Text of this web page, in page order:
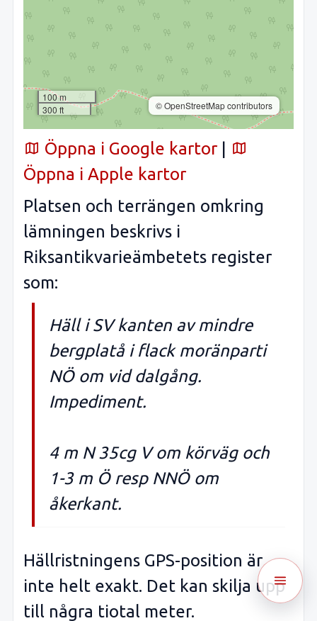
100 m
300 ft
© OpenStreetMap contributors
Öppna i Google kartor |
Öppna i Apple kartor
Platsen och terrängen omkring
lämningen beskrivs i
Riksantikvarieämbetets register
som:
Häll i SV kanten av mindre
bergplatå i flack moränparti
NÖ om vid dalgång.
Impediment.
4 m N 35cg V om körväg och
1-3 m Ö resp NNÖ om
åkerkant.
Hällristningens GPS-position är
inte helt exakt. Det kan skilja upp
till några tiotal meter.